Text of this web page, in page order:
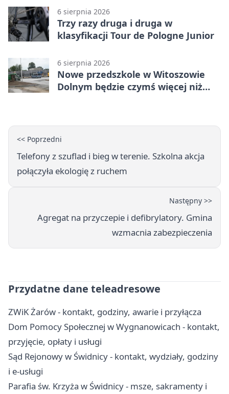
6 sierpnia 2026
Trzy razy druga i druga w
klasyfikacji Tour de Pologne Junior
6 sierpnia 2026
Nowe przedszkole w Witoszowie
Dolnym będzie czymś więcej niż
<< Poprzedni
Telefony z szuflad i bieg w terenie. Szkolna akcja
połączyła ekologię z ruchem
Następny >>
Agregat na przyczepie i defibrylatory. Gmina
wzmacnia zabezpieczenia
Przydatne dane teleadresowe
ZWiK Żarów - kontakt, godziny, awarie i przyłącza
Dom Pomocy Społecznej w Wygnanowicach - kontakt,
przyjęcie, opłaty i usługi
Sąd Rejonowy w Świdnicy - kontakt, wydziały, godziny
i e-usługi
Parafia św. Krzyża w Świdnicy - msze, sakramenty i